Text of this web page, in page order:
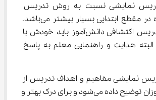
نمایشی نسبت به روش تدریس
اکتشافی به ویژه در مقطع ابتدایی بسیار بیشتر می‌باشد.
زیرا در روش تدریس اکتشافی دانش‌آموز باید خودش با
هدایت و راهنمایی معلم به پاسخ
نمایشی مفاهیم و اهداف تدریس از
ابتدا به دانش‌آموزان توضیح داده می‌شود و برای درک بهتر و